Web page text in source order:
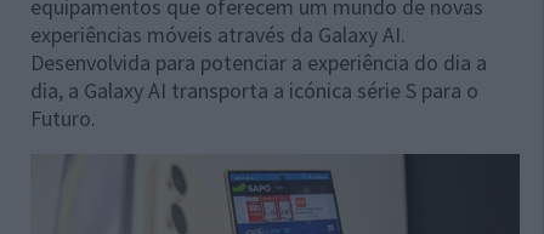
equipamentos que oferecem um mundo de novas
experiências móveis através da Galaxy AI.
Desenvolvida para potenciar a experiência do dia a
dia, a Galaxy AI transporta a icónica série S para o
Futuro.